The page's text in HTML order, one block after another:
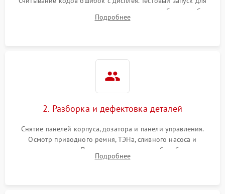
выявления посторонних шумов, протечек или сбоев в работе
электронного модуля управления.
Подробнее
2. Разборка и дефектовка деталей
Снятие панелей корпуса, дозатора и панели управления.
Осмотр приводного ремня, ТЭНа, сливного насоса и
амортизаторов. Проверка подшипников барабана и
крестовины на износ, а манжеты люка на разрывы.
Подробнее